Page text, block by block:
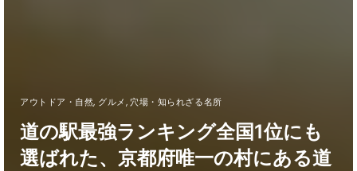
アウトドア・自然, グルメ , 穴場・知られざる名所
道の駅最強ランキング全国1位にも
選ばれた、京都府唯一の村にある道